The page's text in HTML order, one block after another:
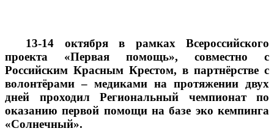
13-14 октября в рамках Всероссийского
проекта «Первая помощь», совместно с
Российским Красным Крестом, в партнёрстве с
волонтёрами – медиками на протяжении двух
дней проходил Региональный чемпионат по
оказанию первой помощи на базе эко кемпинга
«Солнечный».